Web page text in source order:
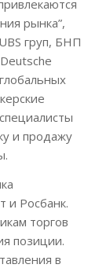
рынка”,
груп, БНП
и продажу
и Росбанк.
торгов
позиции.
в